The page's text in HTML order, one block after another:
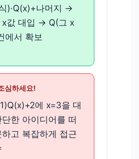
)·Q(x)+나머지 →
x값 대입 → Q(그 x
에서 확보
심하세요!
에 x=3을 대
한 아이디어를 떠
고 복잡하게 접근